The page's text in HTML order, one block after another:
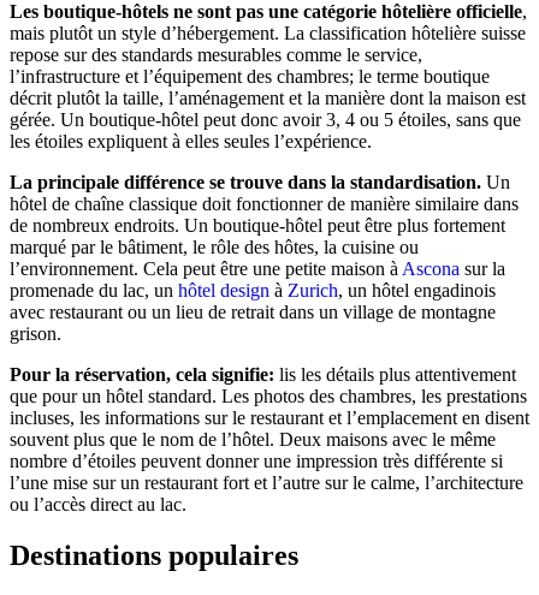
Les boutique-hôtels ne sont pas une catégorie hôtelière officielle,
mais plutôt un style d’hébergement. La classification hôtelière suisse
repose sur des standards mesurables comme le service,
l’infrastructure et l’équipement des chambres; le terme boutique
décrit plutôt la taille, l’aménagement et la manière dont la maison est
gérée. Un boutique-hôtel peut donc avoir 3, 4 ou 5 étoiles, sans que
les étoiles expliquent à elles seules l’expérience.
La principale différence se trouve dans la standardisation. Un
hôtel de chaîne classique doit fonctionner de manière similaire dans
de nombreux endroits. Un boutique-hôtel peut être plus fortement
marqué par le bâtiment, le rôle des hôtes, la cuisine ou
l’environnement. Cela peut être une petite maison àAscona sur la
promenade du lac, un hôtel design à Zurich, un hôtel engadinois
avec restaurant ou un lieu de retrait dans un village de montagne
grison.
Pour la réservation, cela signifie: lis les détails plus attentivement
que pour un hôtel standard. Les photos des chambres, les prestations
incluses, les informations sur le restaurant et l’emplacement en disent
souvent plus que le nom de l’hôtel. Deux maisons avec le même
nombre d’étoiles peuvent donner une impression très différente si
l’une mise sur un restaurant fort et l’autre sur le calme, l’architecture
ou l’accès direct au lac.
Destinations populaires